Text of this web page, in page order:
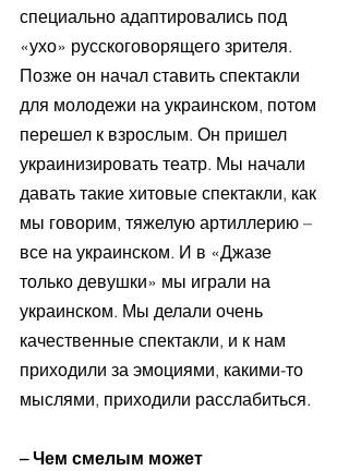
специально адаптировались под
«ухо» русскоговорящего зрителя.
Позже он начал ставить спектакли
для молодежи на украинском, потом
перешел к взрослым. Он пришел
украинизировать театр. Мы начали
давать такие хитовые спектакли, как
мы говорим, тяжелую артиллерию –
все на украинском. И в «Джазе
только девушки» мы играли на
украинском. Мы делали очень
качественные спектакли, и к нам
приходили за эмоциями, какими-то
мыслями, приходили расслабиться.
– Чем смелым может